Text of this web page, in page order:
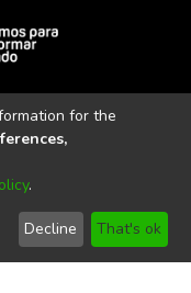
del Carchi
| Acreditada por el
CACES-2020
for the
.
Decline That's ok